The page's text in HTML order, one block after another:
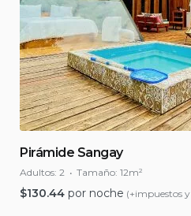
Pirámide Sangay
Adultos: 2 Tamaño: 12m²
$130.44 por noche (+impuestos